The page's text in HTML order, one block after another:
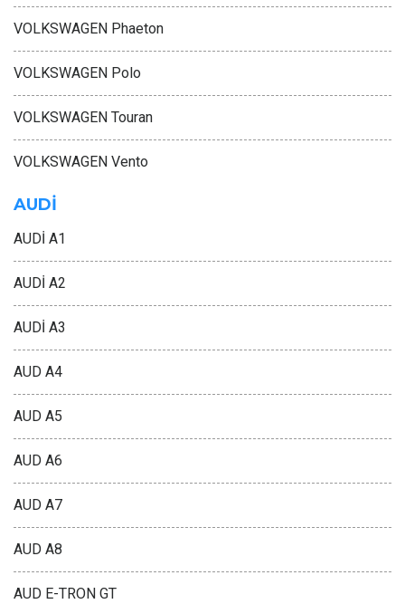
VOLKSWAGEN Phaeton
VOLKSWAGEN Polo
VOLKSWAGEN Touran
VOLKSWAGEN Vento
AUDİ
AUDİ A1
AUDİ A2
AUDİ A3
AUD A4
AUD A5
AUD A6
AUD A7
AUD A8
AUD E-TRON GT